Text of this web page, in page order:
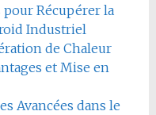
Récupérer la
Industriel
de Chaleur
et Mise en
Avancées dans le